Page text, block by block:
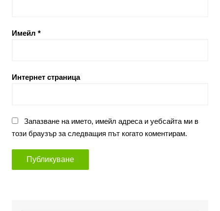
Имейл *
Интернет страница
Запазване на името, имейл адреса и уебсайта ми в
този браузър за следващия път когато коментирам.